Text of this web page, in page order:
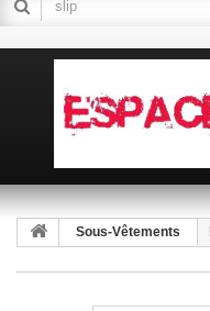
Sous-Vêtements